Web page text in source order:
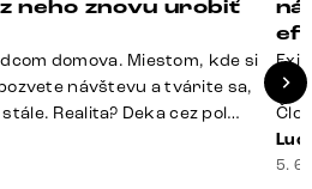
neho znovu urobiť
domova. Miestom, kde si
návštevu a tvárite sa,
Realita? Deka cez pol
zmizol, konferenčný stolík
od účteniek po balzam
si
5.